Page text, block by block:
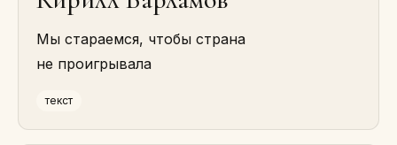
Мы стараемся, чтобы страна
не проигрывала
текст